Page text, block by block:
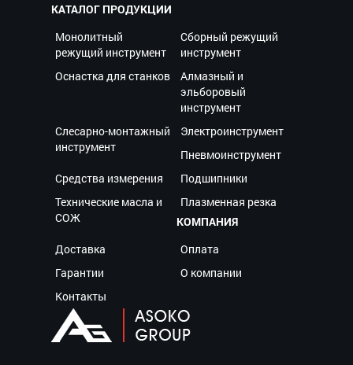
КАТАЛОГ ПРОДУКЦИИ
Монолитный
режущий инструмент
Сборный режущий
инструмент
Оснастка для станков
Алмазный и
эльборовый
инструмент
Слесарно-монтажный
инструмент
Электроинструмент
Пневмоинструмент
Средства измерения
Подшипники
Технические масла и
СОЖ
Плазменная резка
КОМПАНИЯ
Доставка
Оплата
Гарантии
О компании
Контакты